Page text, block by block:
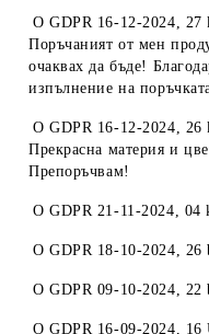
OGDPR 16-12-2024, 27
Поръчаният от мен
очаквах да бъде!
изпълнение на
OGDPR 16-12-2024, 26
Прекрасна материя и
Препоръчвам!
OGDPR 21-11-2024, 04
OGDPR 18-10-2024, 26
OGDPR 09-10-2024, 22
OGDPR 16-09-2024, 16